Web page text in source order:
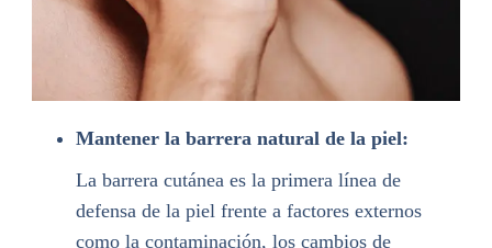
Mantener la barrera natural de la piel:
La barrera cutánea es la primera línea de
defensa de la piel frente a factores externos
como la contaminación, los cambios de